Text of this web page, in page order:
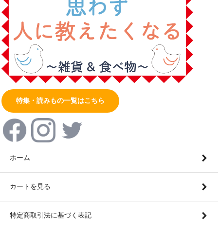
特集・読みもの一覧はこちら
ホーム
カートを見る
特定商取引法に基づく表記